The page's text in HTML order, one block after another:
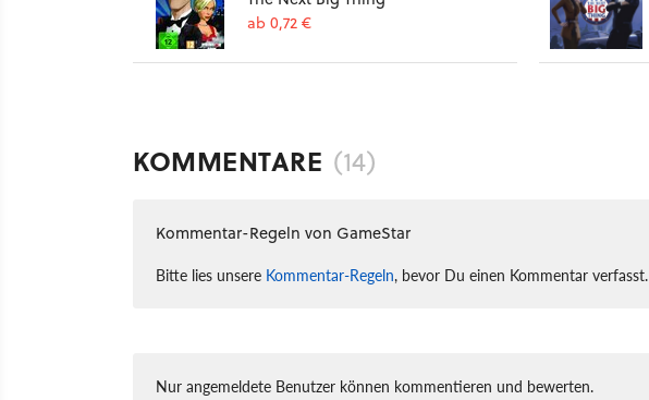
ab 0,72 €
KOMMENTARE (14)
Kommentar-Regeln von GameStar
Bitte lies unsere Kommentar-Regeln, bevor Du einen Kommentar verfasst.
Nur angemeldete Benutzer können kommentieren und bewerten.